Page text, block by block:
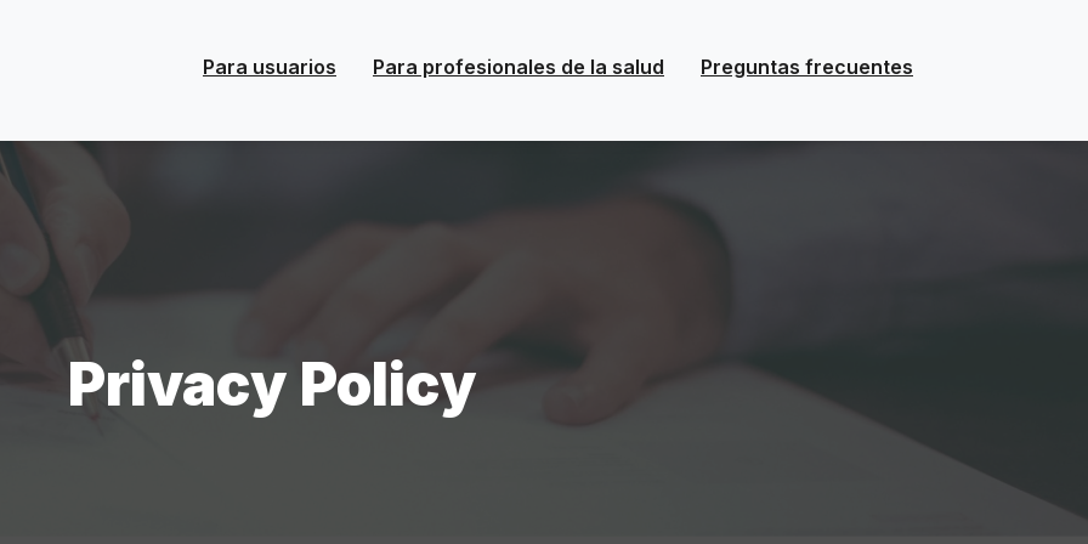
Para usuarios Para profesionales de la salud Preguntas frecuentes
Privacy Policy